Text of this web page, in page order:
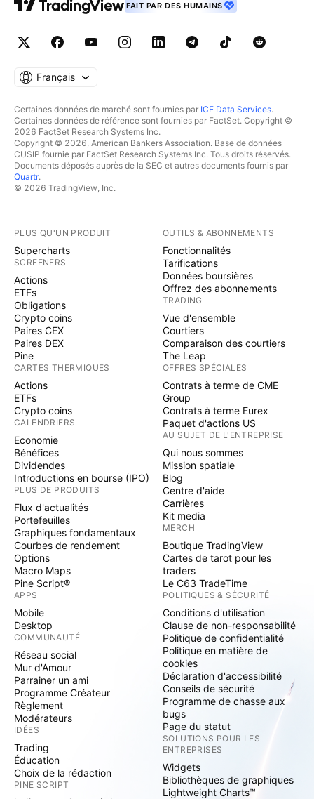
FAIT PAR DES HUMAINS
Français
Certaines données de marché sont fournies par ICE Data Services.
Certaines données de référence sont fournies par FactSet. Copyright ©
2026 FactSet Research Systems Inc.
Copyright © 2026, American Bankers Association. Base de données
CUSIP fournie par FactSet Research Systems Inc. Tous droits réservés.
Documents déposés auprès de la SEC et autres documents fournis par
Quartr.
© 2026 TradingView, Inc.
PLUS QU'UN PRODUIT
Supercharts
SCREENERS
Actions
ETFs
Obligations
Crypto coins
Paires CEX
Paires DEX
Pine
CARTES THERMIQUES
Actions
ETFs
Crypto coins
CALENDRIERS
Economie
Bénéfices
Dividendes
Introductions en bourse (IPO)
PLUS DE PRODUITS
Flux d'actualités
Portefeuilles
Graphiques fondamentaux
Courbes de rendement
Options
Macro Maps
Pine Script®
APPS
Mobile
Desktop
COMMUNAUTÉ
Réseau social
Mur d'Amour
Parrainer un ami
Programme Créateur
Règlement
Modérateurs
IDÉES
Trading
Éducation
Choix de la rédaction
PINE SCRIPT
OUTILS & ABONNEMENTS
Fonctionnalités
Tarifications
Données boursières
Offrez des abonnements
TRADING
Vue d'ensemble
Courtiers
Comparaison des courtiers
The Leap
OFFRES SPÉCIALES
Contrats à terme de CME
Group
Contrats à terme Eurex
Paquet d'actions US
AU SUJET DE L'ENTREPRISE
Qui nous sommes
Mission spatiale
Blog
Centre d'aide
Carrières
Kit media
MERCH
Boutique TradingView
Cartes de tarot pour les
traders
Le C63 TradeTime
POLITIQUES & SÉCURITÉ
Conditions d'utilisation
Clause de non-responsabilité
Politique de confidentialité
Politique en matière de
cookies
Déclaration d'accessibilité
Conseils de sécurité
Programme de chasse aux
bugs
Page du statut
SOLUTIONS POUR LES
ENTREPRISES
Widgets
Bibliothèques de graphiques
Lightweight Charts™